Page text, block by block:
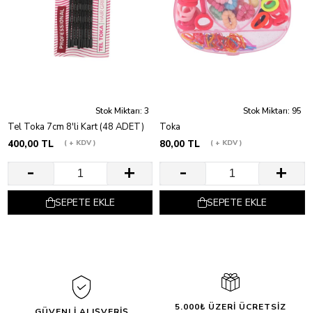
Stok Miktarı: 3
Tel Toka 7cm 8'li Kart (48 ADET)
400,00 TL
+ KDV
SEPETE EKLE
Stok Miktarı: 95
Toka
80,00 TL
+ KDV
SEPETE EKLE
5.000₺ ÜZERİ ÜCRETSİZ